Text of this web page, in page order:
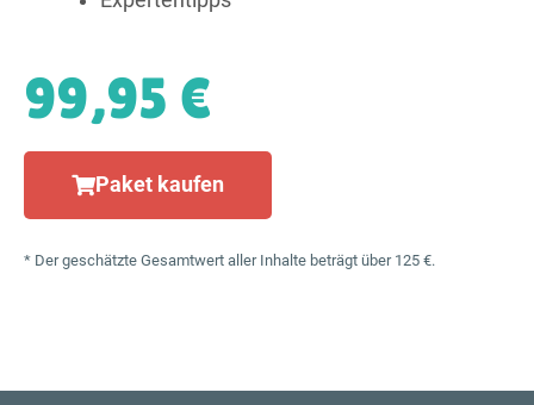
99,95 €
Paket kaufen
* Der geschätzte Gesamtwert aller Inhalte beträgt über 125 €.